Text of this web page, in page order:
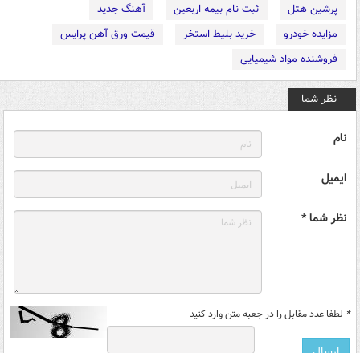
پرشین هتل
ثبت نام بیمه اربعین
آهنگ جدید
مزایده خودرو
خرید بلیط استخر
قیمت ورق آهن پرایس
فروشنده مواد شیمیایی
نظر شما
نام
ایمیل
نظر شما *
* لطفا عدد مقابل را در جعبه متن وارد کنید